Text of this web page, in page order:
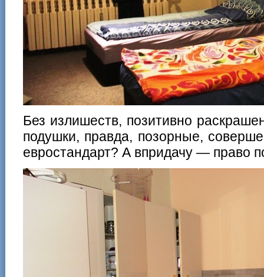
Без излишеств, позитивно
подушки, правда, позорные,
евростандарт? А впридачу — право